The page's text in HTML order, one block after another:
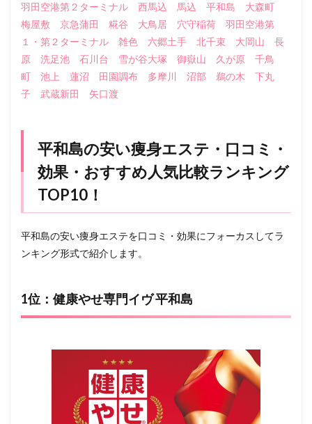
羽田空港第２ターミナル
西馬込 馬込 平和島
大森町
梅屋敷
京急蒲田 糀谷 大鳥居 穴守稲荷
羽田空港第
１・第２ターミナル
雑色 六郷土手 北千束 大岡山
長
原
洗足池 石川台 雪が谷大塚 御嶽山 久が原
千鳥
町
池上 蓮沼 田園調布 多摩川 沼部 鵜の木
下丸
子
武蔵新田 矢口渡
平和島の安い痩身エステ・口コミ・
効果・おすすめ人気比較ランキング
TOP10！
平和島の安い痩身エステを口コミ・効果にフォーカスしてラ
ンキング形式で紹介します。
1位：健康やせ専門イヴ 平和島